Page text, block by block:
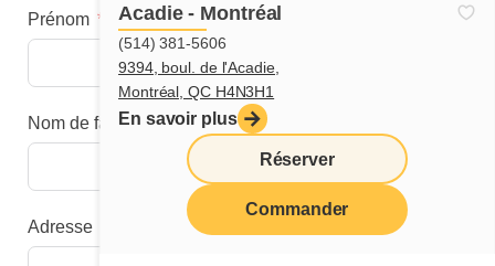
Acadie - Montréal
(514) 381-5606
9394, boul. de l'Acadie,
Montréal, QC H4N3H1
En savoir plus
Réserver
Commander
Prénom
Nom de famille
Adresse